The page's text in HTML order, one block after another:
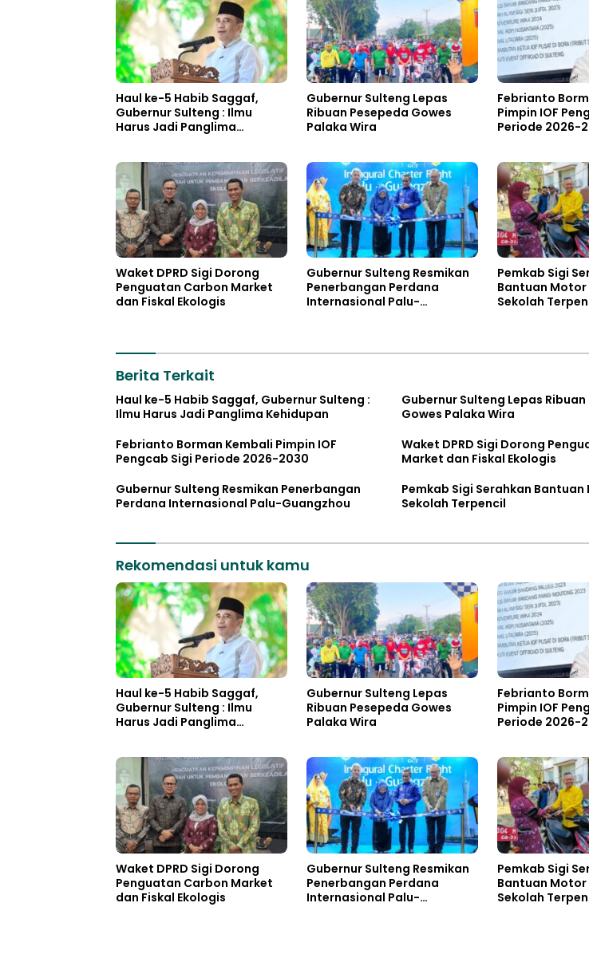
Haul ke-5 Habib Saggaf,
Gubernur Sulteng : Ilmu
Harus Jadi Panglima
Gubernur Sulteng Lepas
Ribuan Pesepeda Gowes
Palaka Wira
Febrianto
Pimpin IOF
Periode 2026-
Waket DPRD Sigi Dorong
Penguatan Carbon Market
dan Fiskal Ekologis
Gubernur Sulteng Resmikan
Penerbangan Perdana
Internasional Palu-
Pemkab Sigi
Bantuan Motor
Sekolah
Berita Terkait
Haul ke-5 Habib Saggaf, Gubernur Sulteng :
Ilmu Harus Jadi Panglima Kehidupan
Gubernur Sulteng Lepas
Gowes Palaka Wira
Febrianto Borman Kembali Pimpin IOF
Pengcab Sigi Periode 2026-2030
Waket DPRD Sigi Dorong
Market dan Fiskal Ekologis
Gubernur Sulteng Resmikan Penerbangan
Perdana Internasional Palu-Guangzhou
Pemkab Sigi Serahkan
Sekolah Terpencil
Rekomendasi untuk kamu
Haul ke-5 Habib Saggaf,
Gubernur Sulteng : Ilmu
Harus Jadi Panglima
Gubernur Sulteng Lepas
Ribuan Pesepeda Gowes
Palaka Wira
Febrianto
Pimpin IOF
Periode 2026-
Waket DPRD Sigi Dorong
Penguatan Carbon Market
dan Fiskal Ekologis
Gubernur Sulteng Resmikan
Penerbangan Perdana
Internasional Palu-
Pemkab Sigi
Bantuan Motor
Sekolah